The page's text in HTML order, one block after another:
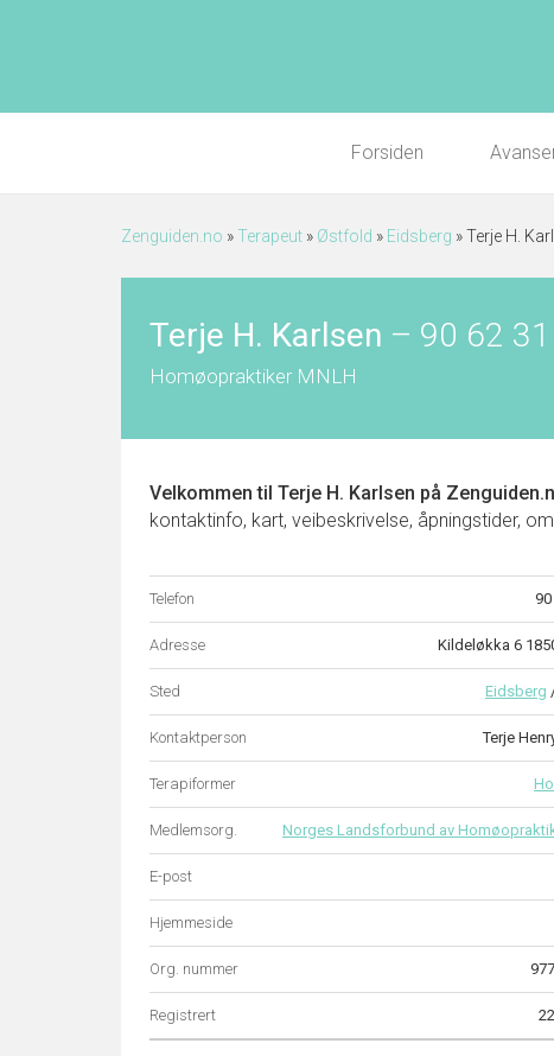
Forsiden
Zenguiden.no »Terapeut » Østfold » Eidsberg »Terje H.
Terje H. Karlsen – 90 62
Homøopraktiker MNLH
Velkommen til Terje H. Karlsen på
kontaktinfo, kart, veibeskrivelse, åpningstider,
Telefon
Adresse Kildeløkka 6
Sted Eidsberg
Kontaktperson Terje
Terapiformer
Medlemsorg. Norges Landsforbund av
E-post
Hjemmeside
Org. nummer
Registrert